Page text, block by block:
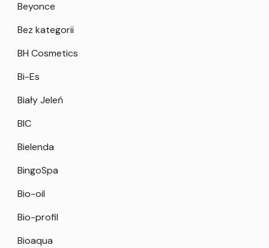
Beyonce
Bez kategorii
BH Cosmetics
Bi-Es
Biały Jeleń
BIC
Bielenda
BingoSpa
Bio-oil
Bio-profil
Bioaqua